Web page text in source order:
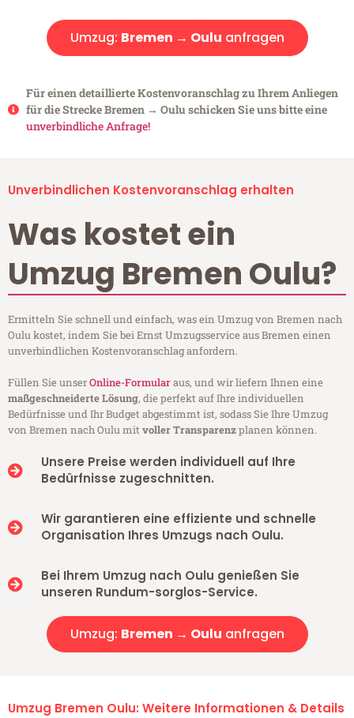
Umzug: Bremen → Oulu anfragen
Für einen detaillierte Kostenvoranschlag zu Ihrem Anliegen
für die Strecke Bremen → Oulu schicken Sie uns bitte eine
unverbindliche Anfrage!
Unverbindlichen Kostenvoranschlag erhalten
Was kostet ein
Umzug Bremen Oulu?
Ermitteln Sie schnell und einfach, was ein Umzug von Bremen nach
Oulu kostet, indem Sie bei Ernst Umzugsservice aus Bremen einen
unverbindlichen Kostenvoranschlag anfordern.
Füllen Sie unserOnline-Formularaus, und wir liefern Ihnen eine
maßgeschneiderte Lösung, die perfekt auf Ihre individuellen
Bedürfnisse und Ihr Budget abgestimmt ist, sodass Sie Ihre Umzug
von Bremen nach Oulu mitvoller Transparenzplanen können.
Unsere Preise werden individuell auf Ihre
Bedürfnisse zugeschnitten.
Wir garantieren eine effiziente und schnelle
Organisation Ihres Umzugs nach Oulu.
Bei Ihrem Umzug nach Oulu genießen Sie
unseren Rundum-sorglos-Service.
Umzug: Bremen → Oulu anfragen
Umzug Bremen Oulu: Weitere Informationen & Details